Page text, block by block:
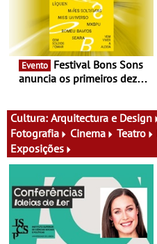
Evento
anuncia os primeiros dez
Cultura: Arquitectura e Design
Fotografia
Cinema Teatro
Exposições